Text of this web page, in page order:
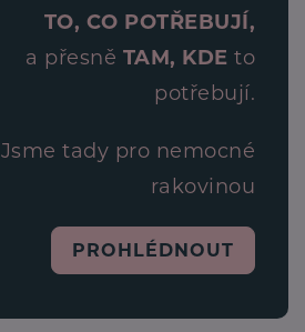
TO, CO POTŘEBUJÍ,
a přesně TAM, KDE to
potřebují.
Jsme tady pro nemocné
rakovinou
PROHLÉDNOUT